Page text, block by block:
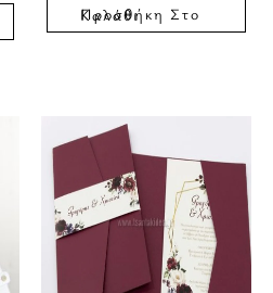
Προσθήκη Στο Καλάθι